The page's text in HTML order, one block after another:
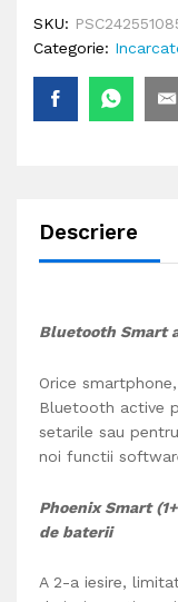
SKU:
Categorie:
Descriere
Bluetooth Smart
Orice
Bluetooth active
setarile sau
noi functii
Phoenix Smart
de baterii
A 2-a iesire,